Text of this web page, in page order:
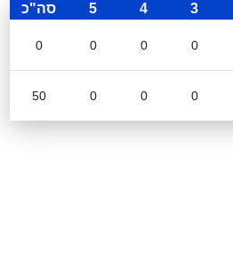
3
4
5 סה"כ
0
0
0
0
0
0
0
50